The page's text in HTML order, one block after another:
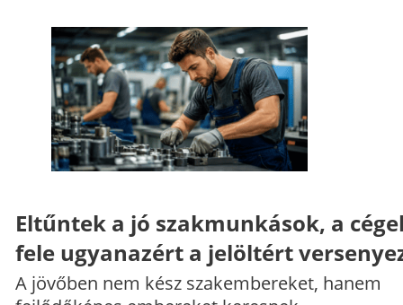
Eltűntek a jó szakmunkások, a
fele ugyanazért a jelöltért
A jövőben nem kész szakembereket, hanem